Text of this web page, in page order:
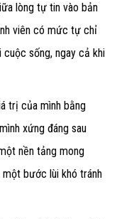
lòng tự tin vào bản
viên có mức tự chỉ
sống, ngay cả khi
trị của mình bằng
xứng đáng sau
nền tảng mong
bước lùi khó tránh